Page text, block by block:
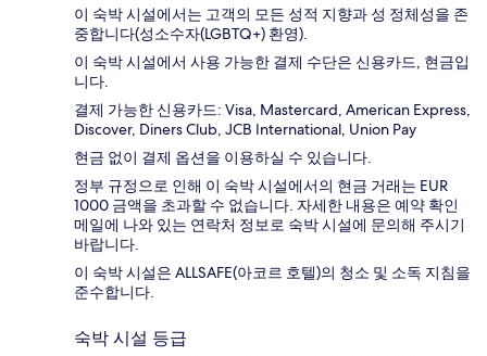
이 숙박 시설에서는 고객의 모든 성적 지향과 성 정체성을 존
중합니다(성소수자(LGBTQ+) 환영).
이 숙박 시설에서 사용 가능한 결제 수단은 신용카드, 현금입
니다.
결제 가능한 신용카드: Visa, Mastercard, American Express,
Discover, Diners Club, JCB International, Union Pay
현금 없이 결제 옵션을 이용하실 수 있습니다.
정부 규정으로 인해 이 숙박 시설에서의 현금 거래는 EUR
1000 금액을 초과할 수 없습니다. 자세한 내용은 예약 확인
메일에 나와 있는 연락처 정보로 숙박 시설에 문의해 주시기
바랍니다.
이 숙박 시설은 ALLSAFE(아코르 호텔)의 청소 및 소독 지침을
준수합니다.
숙박 시설 등급